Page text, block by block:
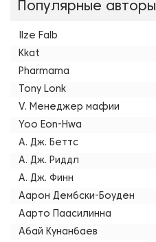
Популярные авторы
Ilze Falb
Kkat
Pharmama
Tony Lonk
V. Менеджер мафии
Yoo Eon-Hwa
А. Дж. Беттс
А. Дж. Риддл
А. Дж. Финн
Аарон Дембски-Боуден
Аарто Паасилинна
Абай Кунанбаев